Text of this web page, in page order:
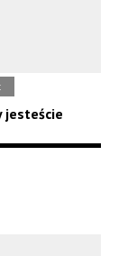
jesteście